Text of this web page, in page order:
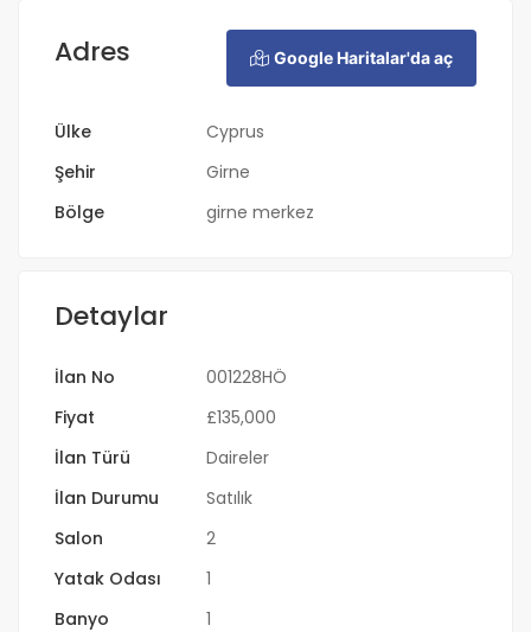
Adres Google Haritalar'da aç
Ülke
Cyprus
Şehir
Girne
Bölge
girne merkez
Detaylar
İlan No
001228HÖ
Fiyat
£135,000
İlan Türü
Daireler
İlan Durumu
Satılık
Salon
2
Yatak Odası
1
Banyo
1